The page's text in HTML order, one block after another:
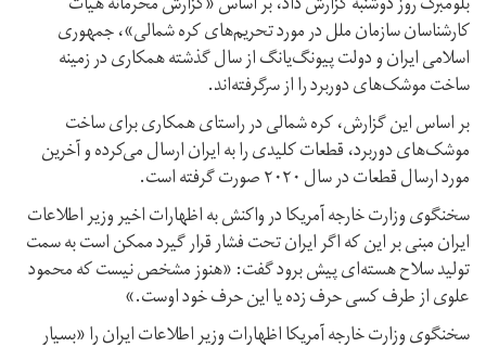
کارشناسان سازمان ملل در مورد تحریم‌های کره شمالی»، جمهوری
اسلامی ایران و دولت پیونگ‌یانگ از سال گذشته همکاری در زمینه
ساخت موشک‌های دوربرد را از سرگرفته‌اند.
بر اساس این گزارش، کره شمالی در راستای همکاری برای ساخت
موشک‌های دوربرد، قطعات کلیدی را به ایران ارسال می‌کرده و آخرین
مورد ارسال قطعات در سال ۲۰۲۰ صورت گرفته است.
سخنگوی وزارت خارجه آمریکا در واکنش به اظهارات اخیر وزیر اطلاعات
ایران مبنی بر این که اگر ایران تحت فشار قرار گیرد ممکن است به سمت
تولید سلاح هسته‌ای پیش برود گفت: «هنوز مشخص نیست که محمود
علوی از طرف کسی حرف زده یا این حرف خود اوست.»
سخنگوی وزارت خارجه آمریکا اظهارات وزیر اطلاعات ایران را «بسیار